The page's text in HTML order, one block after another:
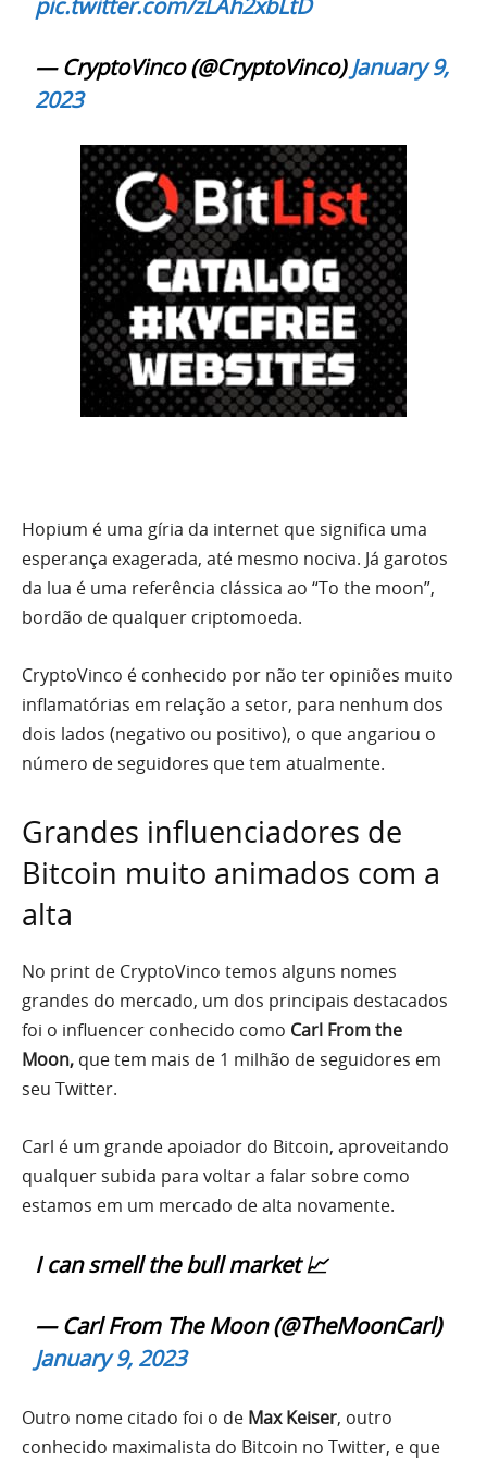
— CryptoVinco (@CryptoVinco)January 9,
2023
Hopium é uma gíria da internet que significa uma
esperança exagerada, até mesmo nociva. Já garotos
da lua é uma referência clássica ao “To the moon”,
bordão de qualquer criptomoeda.
CryptoVinco é conhecido por não ter opiniões muito
inflamatórias em relação a setor, para nenhum dos
dois lados (negativo ou positivo), o que angariou o
número de seguidores que tem atualmente.
Grandes influenciadores de
Bitcoin muito animados com a
alta
No print de CryptoVinco temos alguns nomes
grandes do mercado, um dos principais destacados
foi o influencer conhecido como Carl From the
Moon, que tem mais de 1 milhão de seguidores em
seu Twitter.
Carl é um grande apoiador do Bitcoin, aproveitando
qualquer subida para voltar a falar sobre como
estamos em um mercado de alta novamente.
I can smell the bull market 📈
— Carl From The Moon (@TheMoonCarl)
January 9, 2023
Outro nome citado foi o de Max Keiser, outro
conhecido maximalista do Bitcoin no Twitter, e que